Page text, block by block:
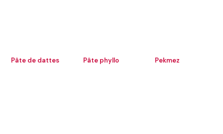
Pâte de dattes Pâte phyllo Pekmez